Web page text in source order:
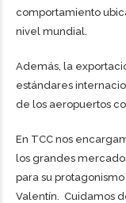
comportamiento
nivel mundial.
Además, la
estándares
de los aeropuertos
En TCC nos
los grandes
para su
Valentín. Cuidamos